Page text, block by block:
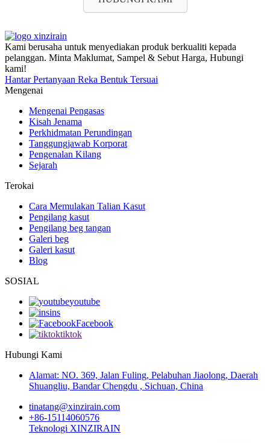
Kami berusaha untuk menyediakan produk berkualiti kepada
pelanggan. Minta Maklumat, Sampel & Sebut Harga, Hubungi
kami!
Hantar Pertanyaan Reka Bentuk Tersuai
Mengenai
Mengenai Pengasas
Kisah Jenama
Perkhidmatan Perundingan
Tanggungjawab Korporat
Pengenalan Kilang
Sejarah
Terokai
Cara Memulakan Talian Kasut
Pengilang kasut
Pengilang beg tangan
Galeri beg
Galeri kasut
Blog
SOSIAL
youtube
ins
Facebook
tiktok
Hubungi Kami
Alamat: NO. 369, Jalan Fuling, Pelabuhan Jiaolong, Daerah
Shuangliu, Bandar Chengdu , Sichuan, China
tinatang@xinzirain.com
+86-15114060576
Teknologi XINZIRAIN